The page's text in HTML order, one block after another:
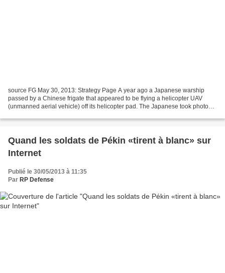
source FG May 30, 2013: Strategy Page A year ago a Japanese warship
passed by a Chinese frigate that appeared to be flying a helicopter UAV
(unmanned aerial vehicle) off its helicopter pad. The Japanese took photos
Quand les soldats de Pékin «tirent à blanc» sur
Internet
Publié le 30/05/2013 à 11:35
Par RP Defense